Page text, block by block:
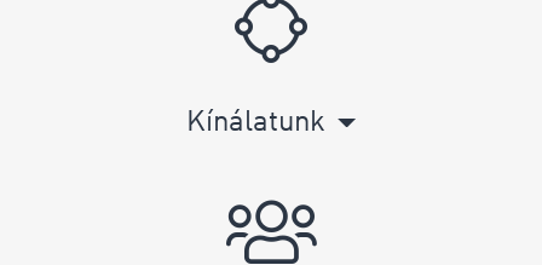
Kínálatunk